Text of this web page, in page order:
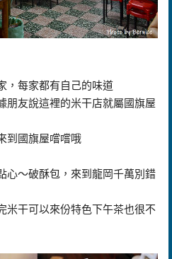
，每家都有自己的味道
朋友說這裡的米干店就屬國旗屋
到國旗屋嚐嚐哦
心～破酥包，來到龍岡千萬別錯
米干可以來份特色下午茶也很不